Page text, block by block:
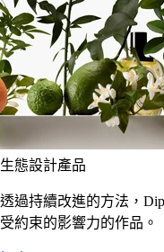
生態設計產品
透過持續改進的方法，
受約束的影響力的作品。